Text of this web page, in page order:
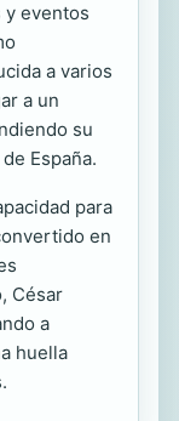
eventos
a varios
a un
su
España.
para
en
César
a
huella